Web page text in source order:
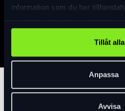
information som du har
Tillåt alla
Anpassa
Avvisa
Specifikation
Tillbehör